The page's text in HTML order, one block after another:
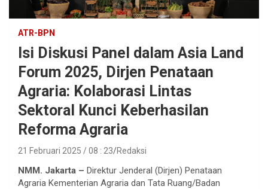
ATR-BPN
Isi Diskusi Panel dalam Asia Land
Forum 2025, Dirjen Penataan
Agraria: Kolaborasi Lintas
Sektoral Kunci Keberhasilan
Reforma Agraria
21 Februari 2025 / 08 : 23 Redaksi
NMM. Jakarta – Direktur Jenderal (Dirjen) Penataan
Agraria Kementerian Agraria dan Tata Ruang/Badan